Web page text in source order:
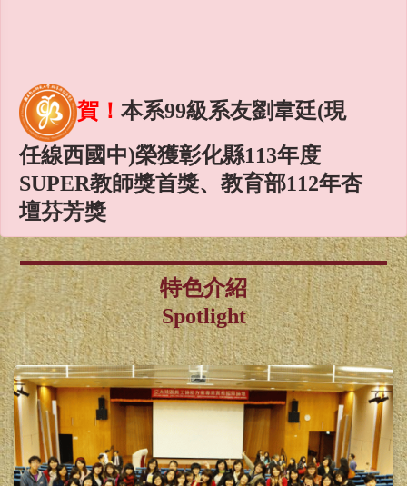
任線西國中)榮獲彰化縣113年度
SUPER教師獎首獎、教育部112年杏
壇芬芳獎
賀！
副教授榮獲國科會115年度專題研究
計畫補助
賀！本系謝麗紅教授、陳雪均
助理教授、林淑華助理教授榮獲教
育部115年教學實踐研究計畫
賀！本系同學榮獲115年度
特色介紹
Spotlight